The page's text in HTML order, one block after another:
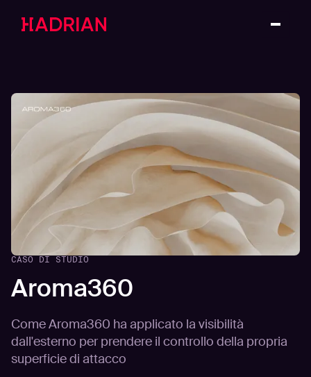
CASO DI STUDIO
Aroma360
Come Aroma360 ha applicato la visibilità
dall'esterno per prendere il controllo della propria
superficie di attacco